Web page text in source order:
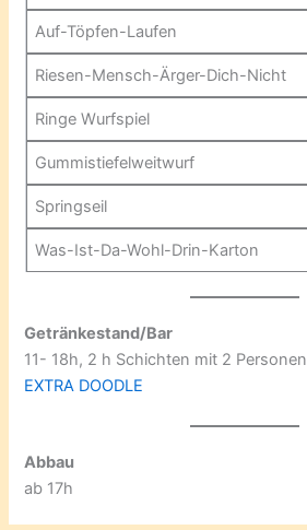
Auf-Töpfen-Laufen
Riesen-Mensch-Ärger-Dich-Nicht
Ringe Wurfspiel
Gummistiefelweitwurf
Springseil
Was-Ist-Da-Wohl-Drin-Karton
Getränkestand/Bar
11- 18h, 2 h Schichten mit 2 Personen
EXTRA DOODLE
Abbau
ab 17h